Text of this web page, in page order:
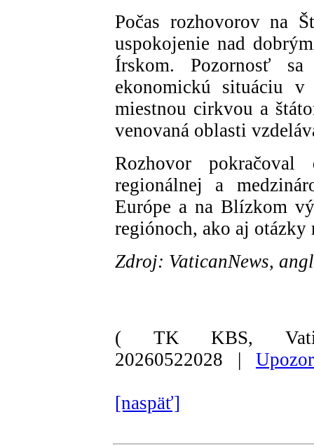
Počas rozhovorov na
uspokojenie nad
Írskom. Pozornosť sa
ekonomickú situáciu
miestnou cirkvou a
venovaná oblasti
Rozhovor
regionálnej a
Európe a na Blízkom
regiónoch, ako aj
Zdroj: VaticanNews,
( TK KBS,
20260522028 |
[naspäť]